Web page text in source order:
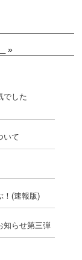
»
でした
いて
！(速報版)
知らせ第三弾